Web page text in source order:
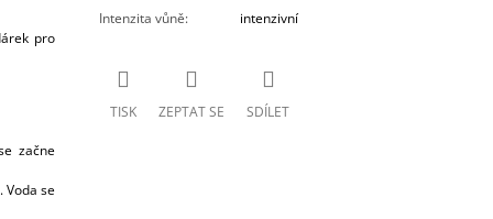
pro
začne
Voda se
Intenzita vůně: intenzivní
TISK ZEPTAT SE SDÍLET